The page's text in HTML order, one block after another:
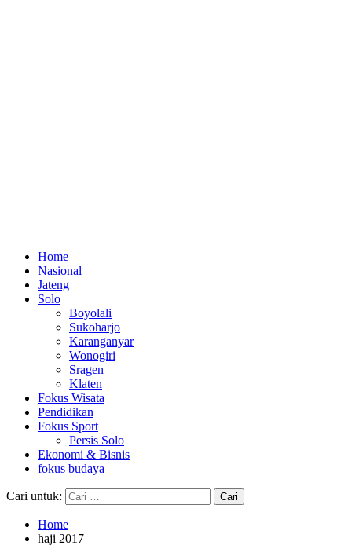
Home
Nasional
Jateng
Solo
Boyolali
Sukoharjo
Karanganyar
Wonogiri
Sragen
Klaten
Fokus Wisata
Pendidikan
Fokus Sport
Persis Solo
Ekonomi & Bisnis
fokus budaya
Cari untuk:
Home
haji 2017